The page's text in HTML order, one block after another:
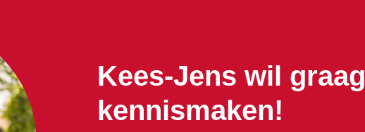
Kees-Jens wil graag
kennismaken!